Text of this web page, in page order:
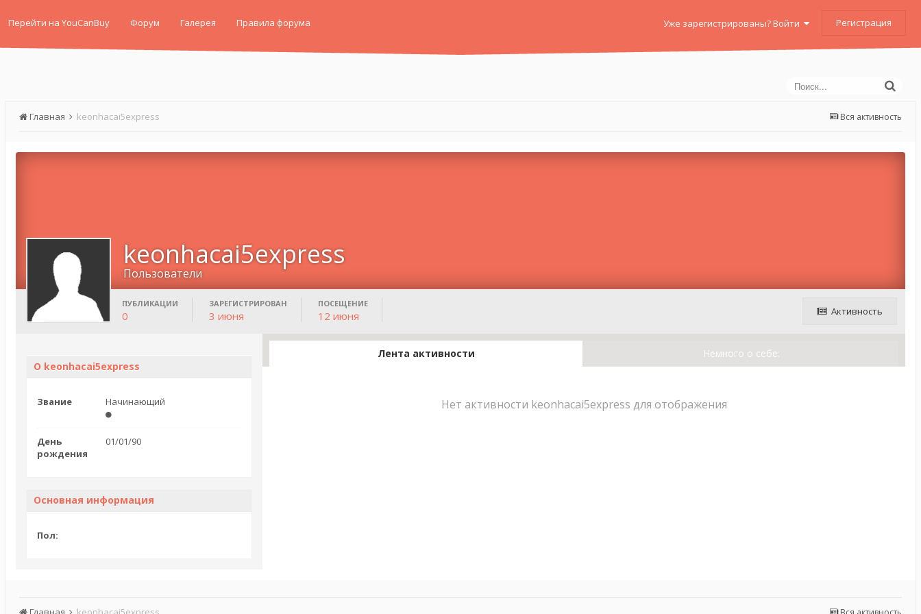
Перейти на YouCanBuy Форум Галерея Правила форума Уже зарегистрированы? Войти Регистрация
Вся активность
Главная keonhacai5express
keonhacai5express
Пользователи
Активность
ПУБЛИКАЦИИ
0
ЗАРЕГИСТРИРОВАН
3 июня
ПОСЕЩЕНИЕ
12 июня
О keonhacai5express
Звание Начинающий
День
рождения
01/01/90
Основная информация
Пол:
Лента активности Немного о себе:
Нет активности keonhacai5express для отображения